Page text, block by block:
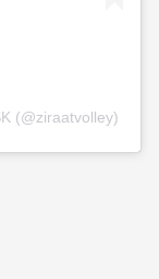
(@ziraatvolley)